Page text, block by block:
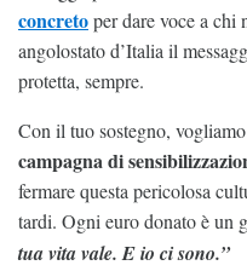
concretoper dare voce a chi
angolostato d’Italia il
protetta, sempre.
Con il tuo sostegno, vogliamo
campagna di
fermare questa pericolosa
tardi. Ogni euro donato è un
tua vita vale. E io ci sono.”